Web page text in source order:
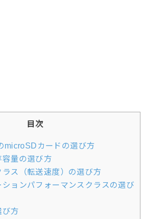
目次
microSDカードの選び方
容量の選び方
ラス（転送速度）の選び方
ションパフォーマンスクラスの選び
び方